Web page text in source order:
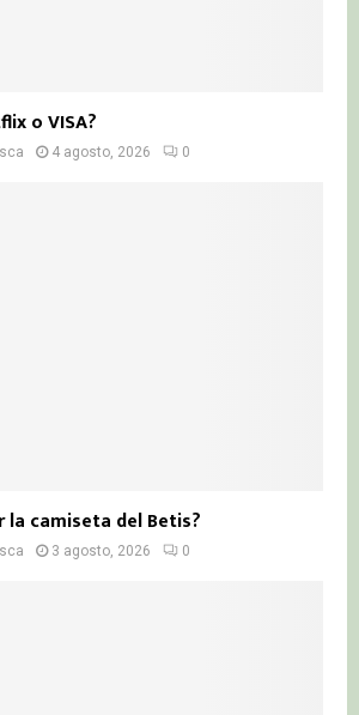
o VISA?
4 agosto, 2026 0
la camiseta del Betis?
3 agosto, 2026 0